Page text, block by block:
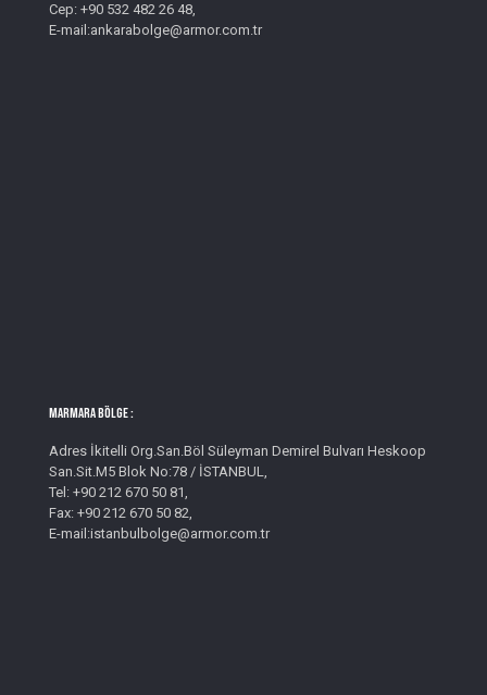
Cep: +90 532 482 26 48,
E-mail:ankarabolge@armor.com.tr
MARMARA BÖLGE :
Adres İkitelli Org.San.Böl Süleyman Demirel Bulvarı Heskoop
San.Sit.M5 Blok No:78 / İSTANBUL,
Tel: +90 212 670 50 81,
Fax: +90 212 670 50 82,
E-mail:istanbulbolge@armor.com.tr